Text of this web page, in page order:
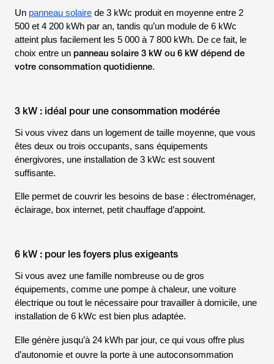
Un panneau solaire de 3 kWc produit en moyenne entre 2
500 et 4 200 kWh par an, tandis qu’un module de 6 kWc
atteint plus facilement les 5 000 à 7 800 kWh. De ce fait, le
choix entre un panneau solaire 3 kW ou 6 kW dépend de
votre consommation quotidienne.
3 kW : idéal pour une consommation modérée
Si vous vivez dans un logement de taille moyenne, que vous
êtes deux ou trois occupants, sans équipements
énergivores, une installation de 3 kWc est souvent
suffisante.
Elle permet de couvrir les besoins de base : électroménager,
éclairage, box internet, petit chauffage d’appoint.
6 kW : pour les foyers plus exigeants
Si vous avez une famille nombreuse ou de gros
équipements, comme une pompe à chaleur, une voiture
électrique ou tout le nécessaire pour travailler à domicile, une
installation de 6 kWc est bien plus adaptée.
Elle génère jusqu’à 24 kWh par jour, ce qui vous offre plus
d’autonomie et ouvre la porte à une autoconsommation